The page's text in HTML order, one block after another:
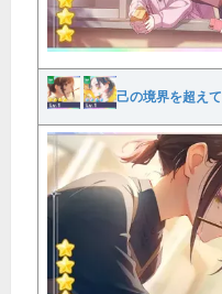
己の境界を超えて